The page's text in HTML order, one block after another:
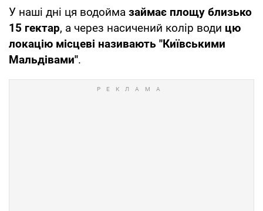
У наші дні ця водойма займає площу близько
15 гектар, а через насичений колір води цю
локацію місцеві називають "Київськими
Мальдівами".